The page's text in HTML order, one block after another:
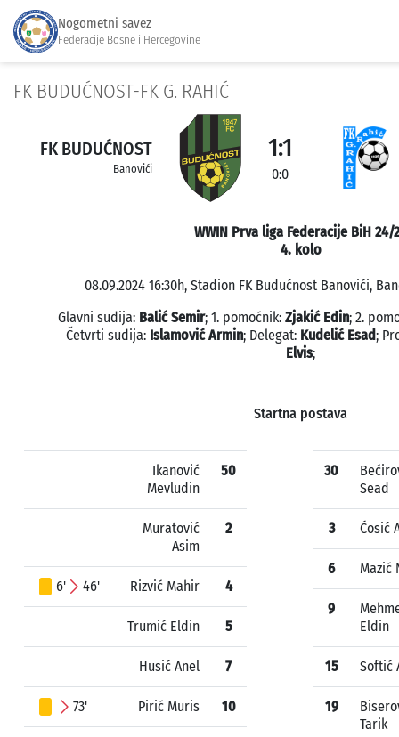
Nogometni savez
Federacije Bosne i Hercegovine
FK BUDUĆNOST-FK G. RAHIĆ
FK BUDUĆNOST
Banovići
1:1
0:0
WWIN Prva liga Federacije BiH 24/
4. kolo
08.09.2024 16:30h, Stadion FK Budućnost Banovići,
Glavni sudija: Balić Semir; 1. pomoćnik: Zjakić Edin; 2.
Četvrti sudija: Islamović Armin; Delegat: Kudelić Esad;
Elvis;
Startna postava
Ikanović
Mevludin
50
Muratović
Asim
2
6' 46' Rizvić Mahir 4
Trumić Eldin 5
Husić Anel 7
73' Pirić Muris 10
30
Sead
3 Ćosić
6 Mazić
9
Eldin
15 Softić
19
Tarik